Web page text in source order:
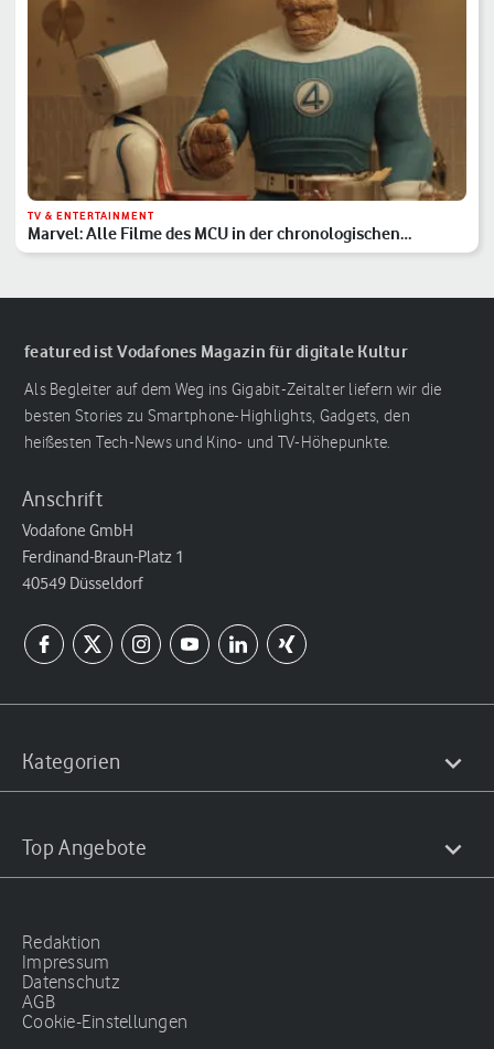
TV & ENTERTAINMENT
Marvel: Alle Filme des MCU in der chronologischen
Reihenfolge
featured ist Vodafones Magazin für digitale Kultur
Als Begleiter auf dem Weg ins Gigabit-Zeitalter liefern wir die
besten Stories zu Smartphone-Highlights, Gadgets, den
heißesten Tech-News und Kino- und TV-Höhepunkte.
Anschrift
Vodafone GmbH
Ferdinand-Braun-Platz 1
40549 Düsseldorf
Kategorien
Top Angebote
Redaktion
Impressum
Datenschutz
AGB
Cookie-Einstellungen